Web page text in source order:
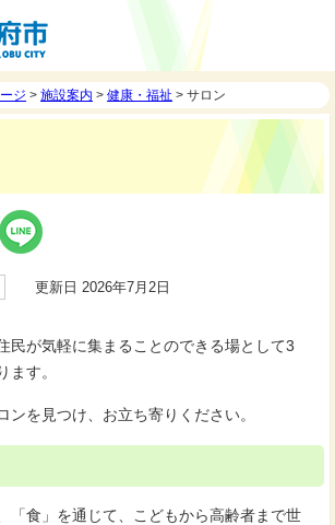
ジ > 施設案内 > 健康・福祉 > サロン
更新日 2026年7月2日
民が気軽に集まることのできる場として3
ます。
ンを見つけ、お立ち寄りください。
「食」を通じて、こどもから高齢者まで世